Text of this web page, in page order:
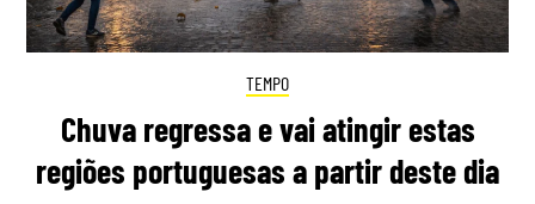
TEMPO
Chuva regressa e vai atingir estas
regiões portuguesas a partir deste dia